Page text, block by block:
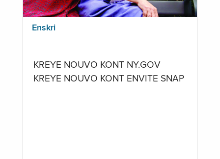
Enskri
KREYE NOUVO KONT NY.GOV
KREYE NOUVO KONT ENVITE SNAP